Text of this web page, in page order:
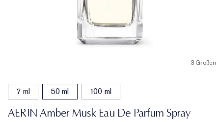
3 Größen
7 ml 50 ml 100 ml
AERIN Amber Musk Eau De Parfum Spray